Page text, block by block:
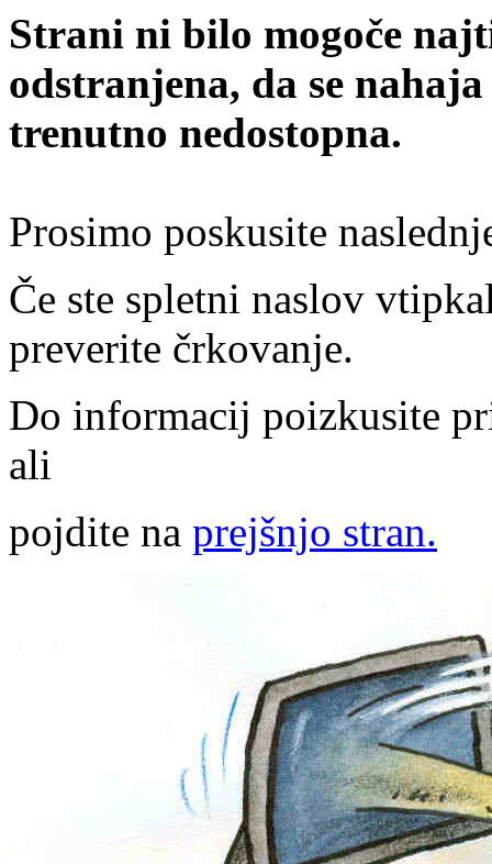
Strani ni bilo mogoče
odstranjena, da se
trenutno nedostopna.
Prosimo poskusite
Če ste spletni naslov
preverite črkovanje.
Do informacij poizkusite
ali
pojdite na prejšnjo stran.